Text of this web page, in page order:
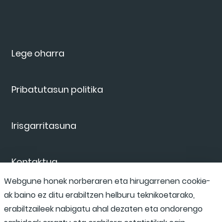
Lege oharra
Pribatutasun politika
Irisgarritasuna
Kontaktua
Salaketa kanala
Webgune honek norberaren eta hirugarrenen cookie-
ak baino ez ditu erabiltzen helburu teknikoetarako,
erabiltzaileek nabigatu ahal dezaten eta ondorengo